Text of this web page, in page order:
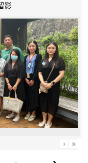
影
› »